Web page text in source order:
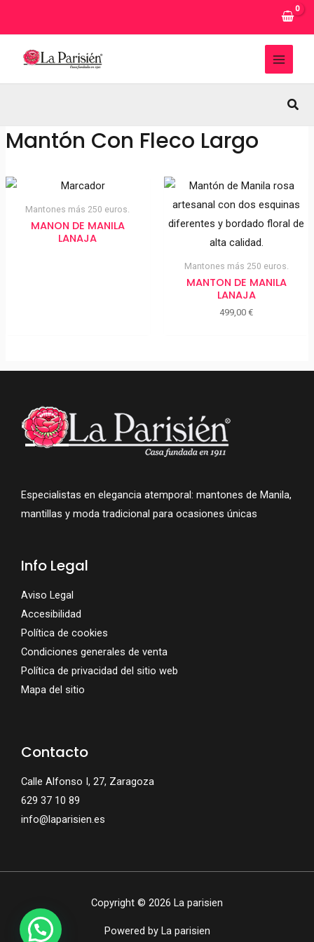
MAIN
Mantón Con Fleco Largo
Mantones más 250 euros.
MANON DE MANILA
LANAJA
Mantones más 250 euros.
MANTON DE MANILA
LANAJA
499,00€
Especialistas en elegancia atemporal: mantones de Manila,
mantillas y moda tradicional para ocasiones únicas
Info Legal
Aviso Legal
Accesibilidad
Política de cookies
Condiciones generales de venta
Política de privacidad del sitio web
Mapa del sitio
Contacto
Calle Alfonso I, 27, Zaragoza
629 37 10 89
info@laparisien.es
Copyright © 2026 La parisien
Powered by La parisien